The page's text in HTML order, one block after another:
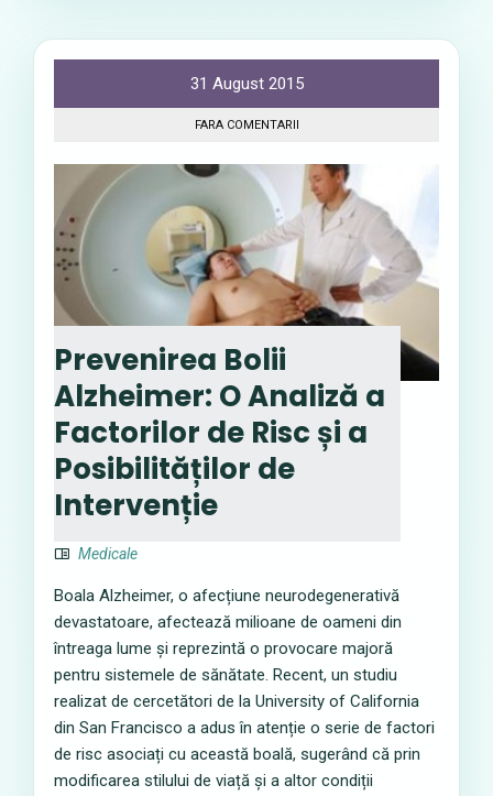
31 August 2015
FARA COMENTARII
Prevenirea Bolii
Alzheimer: O Analiză a
Factorilor de Risc și a
Posibilităților de
Intervenție
Medicale
Boala Alzheimer, o afecțiune neurodegenerativă
devastatoare, afectează milioane de oameni din
întreaga lume și reprezintă o provocare majoră
pentru sistemele de sănătate. Recent, un studiu
realizat de cercetători de la University of California
din San Francisco a adus în atenție o serie de factori
de risc asociați cu această boală, sugerând că prin
modificarea stilului de viață și a altor condiții